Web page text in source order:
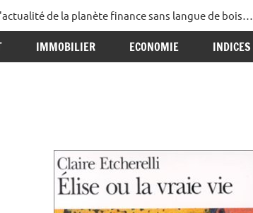
de la planète finance sans langue de bois…
IMMOBILIER ECONOMIE INDICES